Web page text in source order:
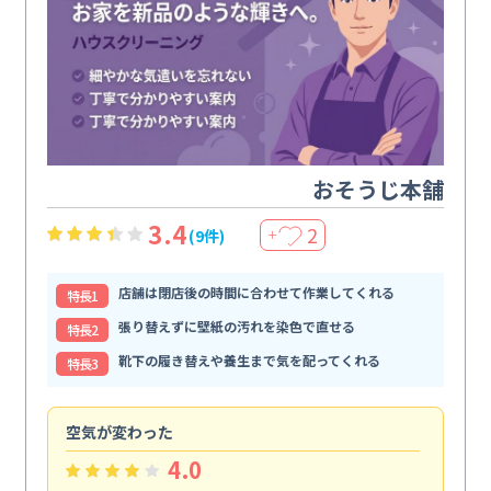
おそうじ本舗
3.4(9件) ＋ 2
特⻑1
店舗は閉店後の時間に合わせて作業してくれる
特⻑2
張り替えずに壁紙の汚れを染色で直せる
特⻑3
靴下の履き替えや養生まで気を配ってくれる
空気が変わった
4.0